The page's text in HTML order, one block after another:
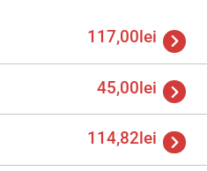
117,00lei
45,00lei
114,82lei